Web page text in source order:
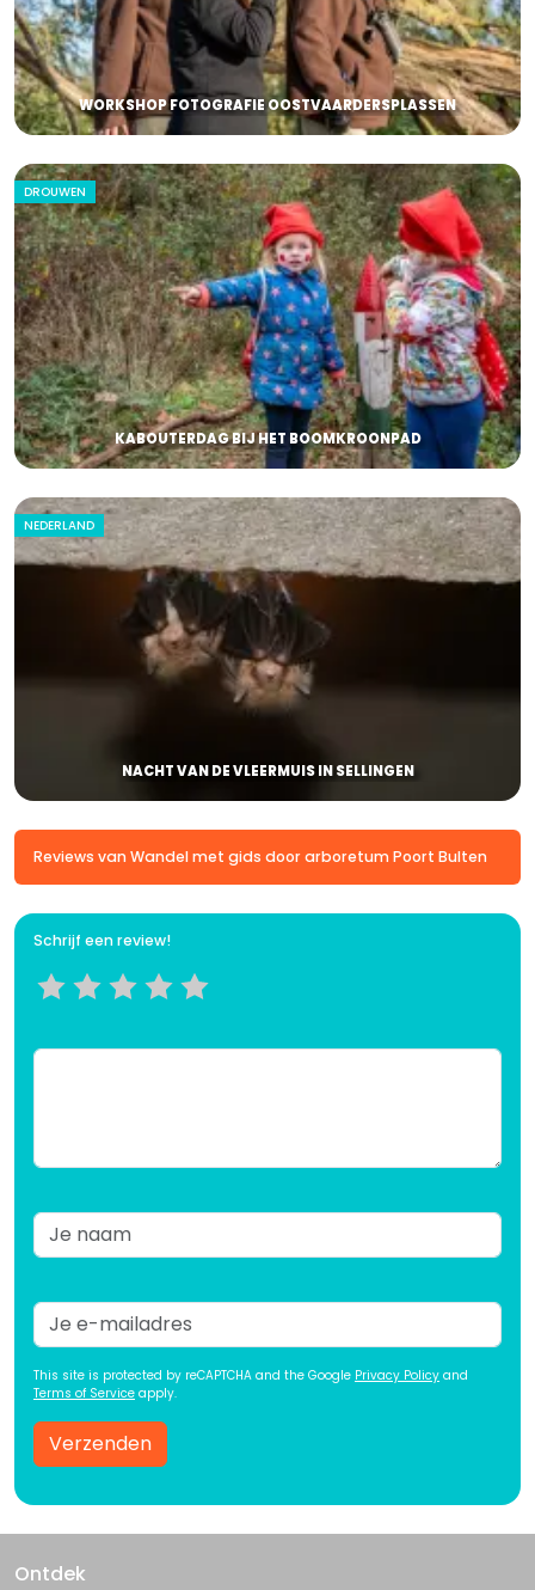
WORKSHOP FOTOGRAFIE OOSTVAARDERSPLASSEN
DROUWEN
KABOUTERDAG BIJ HET BOOMKROONPAD
NEDERLAND
NACHT VAN DE VLEERMUIS IN SELLINGEN
Reviews van Wandel met gids door arboretum Poort Bulten
Schrijf een review!
This site is protected by reCAPTCHA and the Google Privacy Policy and
Terms of Service apply.
Verzenden
Ontdek